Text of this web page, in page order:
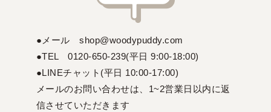
●メール shop@woodypuddy.com
●TEL 0120-650-239(平日 9:00-18:00)
●LINEチャット(平日 10:00-17:00)
メールのお問い合わせは、1~2営業日以内に返
信させていただきます